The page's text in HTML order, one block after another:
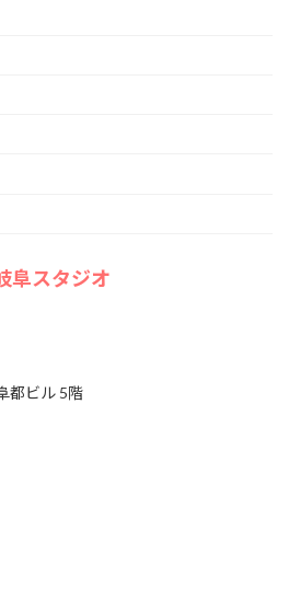
阜スタジオ
都ビル 5階